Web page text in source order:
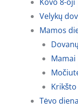
Velykų
Mamos
Mamai
Tėvo diena